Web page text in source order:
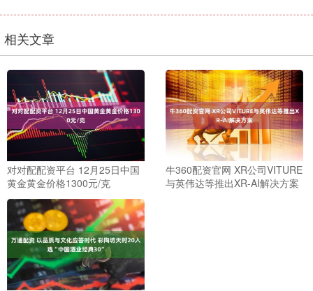
相关文章
对对配配资平台 12月25日中国
黄金黄金价格1300元/克
牛360配资官网 XR公司VITURE
与英伟达等推出XR-AI解决方案